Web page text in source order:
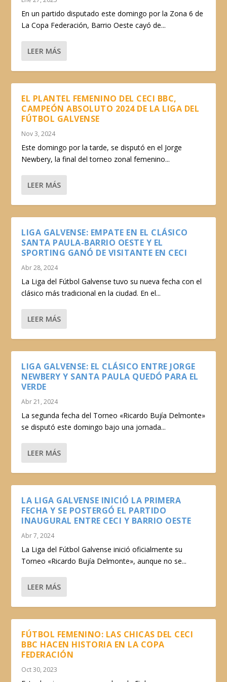
En un partido disputado este domingo por la Zona 6 de
La Copa Federación, Barrio Oeste cayó de...
LEER MÁS
EL PLANTEL FEMENINO DEL CECI BBC,
CAMPEÓN ABSOLUTO 2024 DE LA LIGA DEL
FÚTBOL GALVENSE
Nov 3, 2024
Este domingo por la tarde, se disputó en el Jorge
Newbery, la final del torneo zonal femenino...
LEER MÁS
LIGA GALVENSE: EMPATE EN EL CLÁSICO
SANTA PAULA-BARRIO OESTE Y EL
SPORTING GANÓ DE VISITANTE EN CECI
Abr 28, 2024
La Liga del Fútbol Galvense tuvo su nueva fecha con el
clásico más tradicional en la ciudad. En el...
LEER MÁS
LIGA GALVENSE: EL CLÁSICO ENTRE JORGE
NEWBERY Y SANTA PAULA QUEDÓ PARA EL
VERDE
Abr 21, 2024
La segunda fecha del Torneo «Ricardo Bujía Delmonte»
se disputó este domingo bajo una jornada...
LEER MÁS
LA LIGA GALVENSE INICIÓ LA PRIMERA
FECHA Y SE POSTERGÓ EL PARTIDO
INAUGURAL ENTRE CECI Y BARRIO OESTE
Abr 7, 2024
La Liga del Fútbol Galvense inició oficialmente su
Torneo «Ricardo Bujía Delmonte», aunque no se...
LEER MÁS
FÚTBOL FEMENINO: LAS CHICAS DEL CECI
BBC HACEN HISTORIA EN LA COPA
FEDERACIÓN
Oct 30, 2023